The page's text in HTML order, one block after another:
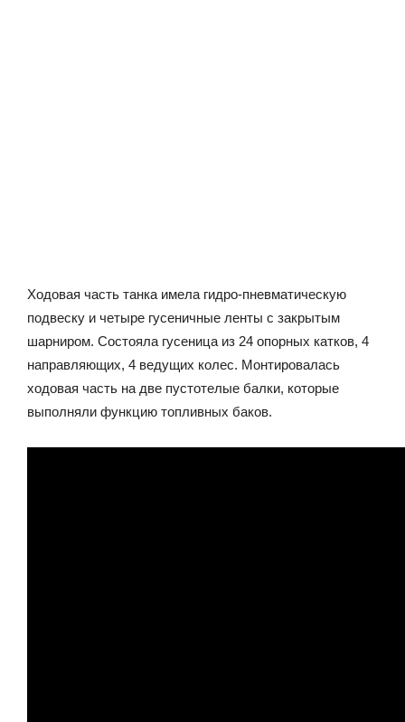
Ходовая часть танка имела гидро-пневматическую
подвеску и четыре гусеничные ленты с закрытым
шарниром. Состояла гусеница из 24 опорных катков, 4
направляющих, 4 ведущих колес. Монтировалась
ходовая часть на две пустотелые балки, которые
выполняли функцию топливных баков.